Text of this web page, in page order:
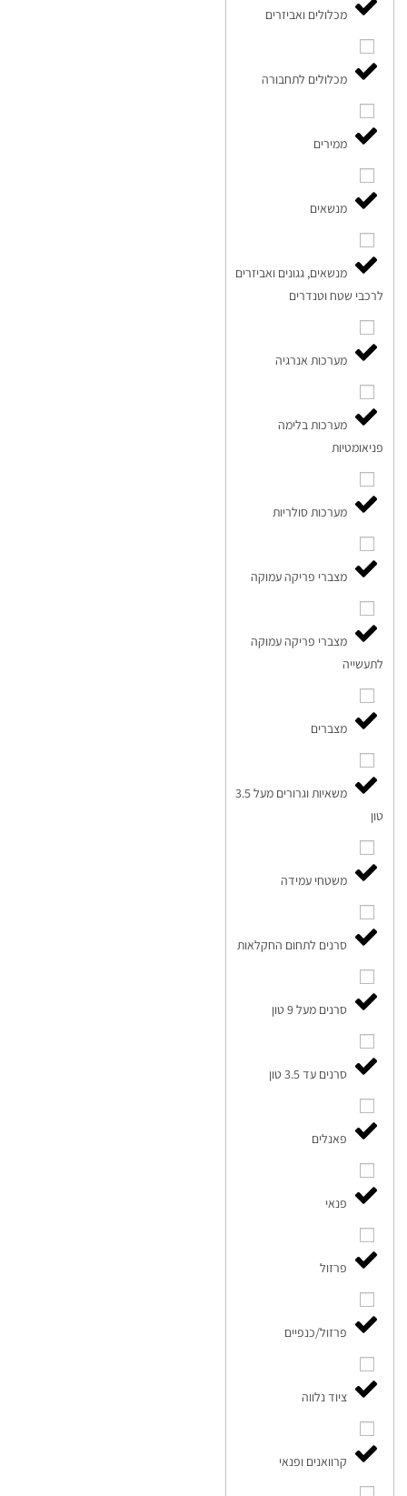
מכלולים ואביזרים
מכלולים לתחבורה
ממירים
מנשאים
מנשאים, גגונים ואביזרים
לרכבי שטח וטנדרים
מערכות אנרגיה
מערכות בלימה
פניאומטיות
מערכות סולריות
מצברי פריקה עמוקה
מצברי פריקה עמוקה
לתעשייה
מצברים
משאיות וגרורים מעל 3.5
טון
משטחי עמידה
סרנים לתחום החקלאות
סרנים מעל 9 טון
סרנים עד 3.5 טון
פאנלים
פנאי
פרזול
פרזול/כנפיים
ציוד נלווה
קרוואנים ופנאי